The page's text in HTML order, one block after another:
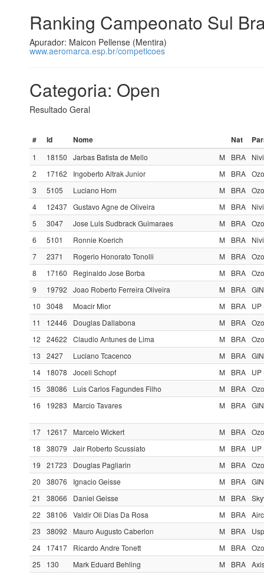
Ranking Campeonato Sul
Apurador: Maicon Pellense (Mentira)
www.aeromarca.esp.br/competicoes
Categoria: Open
Resultado Geral
# Id Nome Nat
1 18150 Jarbas Batista de Mello M BRA
2
17162 Ingoberto Altrak Junior M BRA
3
5105 Luciano Horn M BRA
4
12437 Gustavo Agne de Oliveira M BRA
5
3047 Jose Luis Sudbrack Guimaraes M BRA
6
5101 Ronnie Koerich M BRA
7
2371 Rogerio Honorato Tonolli M BRA
8
17160 Reginaldo Jose Borba M BRA
9
19792 Joao Roberto Ferreira Oliveira M BRA
10
3048 Moacir Mior M BRA
UP
11
12446 Douglas Dallabona M BRA
12
24622 Claudio Antunes de Lima M BRA
13
2427 Luciano Tcacenco M BRA
14
18078 Joceli Schopf M BRA
UP
15
38086 Luis Carlos Fagundes Filho M BRA
16
19283 Marcio Tavares M BRA
17 12617 Marcelo Wickert M BRA
18
38079 Jair Roberto Scussiato M BRA
UP
19
21723 Douglas Pagliarin M BRA
20
38076 Ignacio Geisse M BRA
21
38066 Daniel Geisse M BRA
22
38106 Valdir Oli Dias Da Rosa M BRA
23
38092 Mauro Augusto Caberlon M BRA
24
17417 Ricardo Andre Tonett M BRA
25
130 Mark Eduard Behling M BRA